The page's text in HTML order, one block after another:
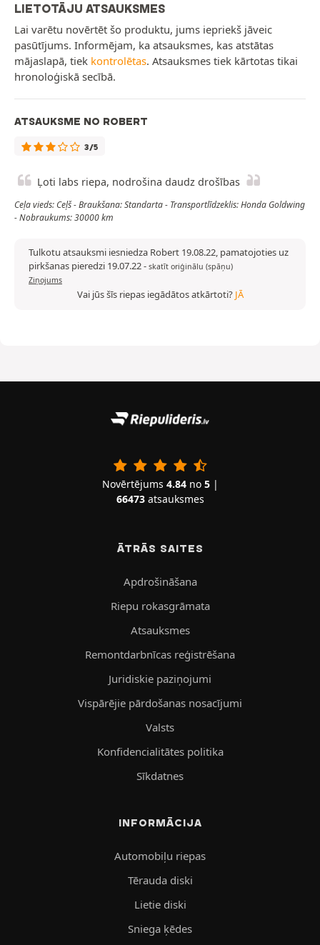
LIETOTĀJU ATSAUKSMES
Lai varētu novērtēt šo produktu, jums iepriekš jāveic
pasūtījums. Informējam, ka atsauksmes, kas atstātas
mājaslapā, tiek kontrolētas. Atsauksmes tiek kārtotas tikai
hronoloģiskā secībā.
ATSAUKSME NO ROBERT
3/5
Ļoti labs riepa, nodrošina daudz drošības
Ceļa vieds: Ceļš - Braukšana: Standarta - Transportlīdzeklis: Honda Goldwing
- Nobraukums: 30000 km
Tulkotu atsauksmi iesniedza Robert 19.08.22, pamatojoties uz
pirkšanas pieredzi 19.07.22- skatīt oriģinālu (spāņu)
Ziņojums
Vai jūs šīs riepas iegādātos atkārtoti? JĀ
Novērtējums 4.84no 5|
66473atsauksmes
ĀTRĀS SAITES
Apdrošināšana
Riepu rokasgrāmata
Atsauksmes
Remontdarbnīcas reģistrēšana
Juridiskie paziņojumi
Vispārējie pārdošanas nosacījumi
Valsts
Konfidencialitātes politika
Sīkdatnes
INFORMĀCIJA
Automobiļu riepas
Tērauda diski
Lietie diski
Sniega ķēdes